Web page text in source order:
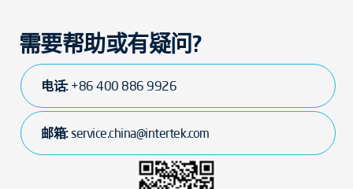
需要帮助或有疑问?
电话: +86 400 886 9926
邮箱:service.china@intertek.com